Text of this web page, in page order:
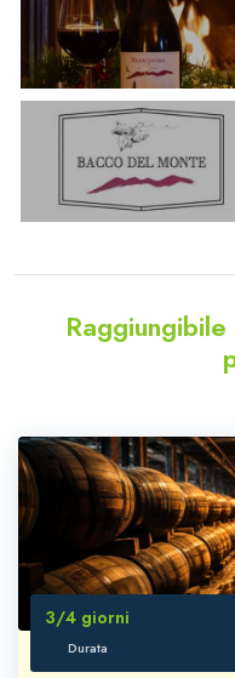
Durata
3/4 giorni